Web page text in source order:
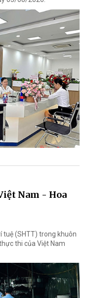
Nam - Hoa
tuệ (SHTT) trong khuôn
thi của Việt Nam